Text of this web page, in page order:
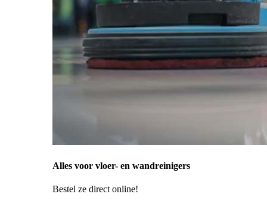
Alles voor vloer- en wandreinigers
Bestel ze direct online!